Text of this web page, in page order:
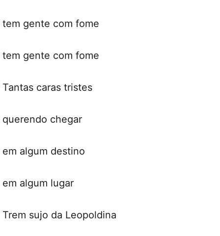
tem gente com fome
tem gente com fome
Tantas caras tristes
querendo chegar
em algum destino
em algum lugar
Trem sujo da Leopoldina